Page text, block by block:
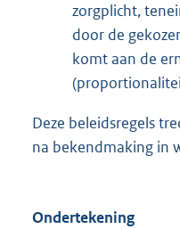
zorgplicht,
door de
komt aan de
Deze beleidsregels
na bekendmaking in
Ondertekening